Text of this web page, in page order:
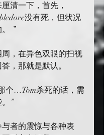
清一下，首先，
没有死，但状况
”
，在异色双眼的扫视
，那就是默认。
个…Tom杀死的话，需
”
者的震惊与各种表